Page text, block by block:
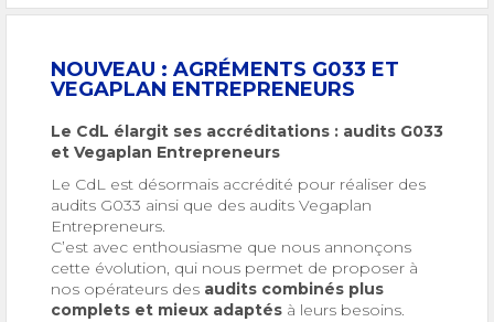
NOUVEAU : AGRÉMENTS G033 ET
VEGAPLAN ENTREPRENEURS
Le CdL élargit ses accréditations : audits G033
et Vegaplan Entrepreneurs
Le CdL est désormais accrédité pour réaliser des
audits G033 ainsi que des audits Vegaplan
Entrepreneurs.
C’est avec enthousiasme que nous annonçons
cette évolution, qui nous permet de proposer à
nos opérateurs des audits combinés plus
complets et mieux adaptés à leurs besoins.